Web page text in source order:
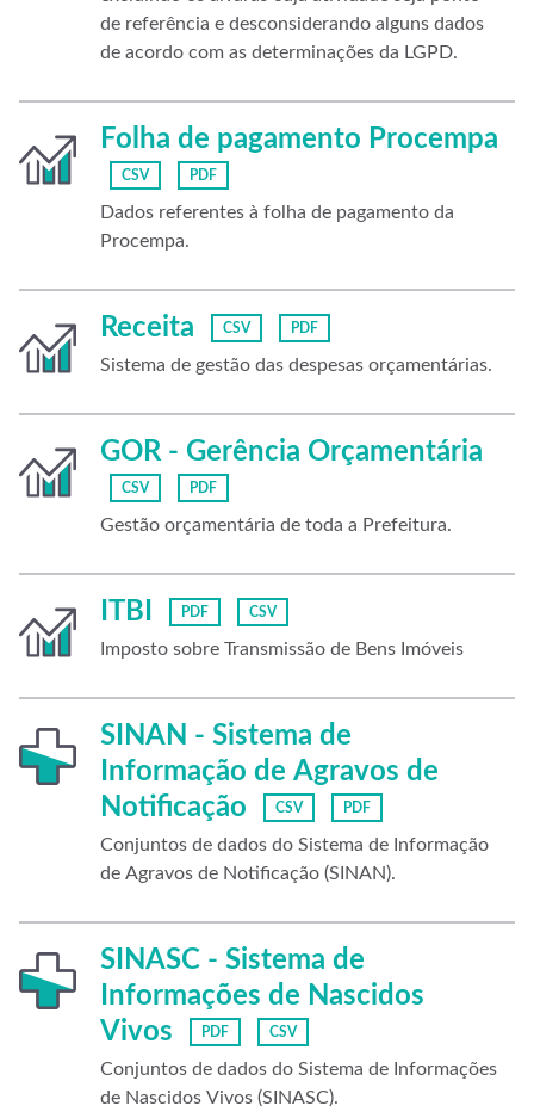
de referência e desconsiderando alguns dados
de acordo com as determinações da LGPD.
Folha de pagamento Procempa
CSV PDF
Dados referentes à folha de pagamento da
Procempa.
Receita CSV PDF
Sistema de gestão das despesas orçamentárias.
GOR - Gerência Orçamentária
CSV PDF
Gestão orçamentária de toda a Prefeitura.
ITBI PDF CSV
Imposto sobre Transmissão de Bens Imóveis
SINAN - Sistema de
Informação de Agravos de
Notificação
CSV PDF
Conjuntos de dados do Sistema de Informação
de Agravos de Notificação (SINAN).
SINASC - Sistema de
Informações de Nascidos
Vivos
PDF CSV
Conjuntos de dados do Sistema de Informações
de Nascidos Vivos (SINASC).